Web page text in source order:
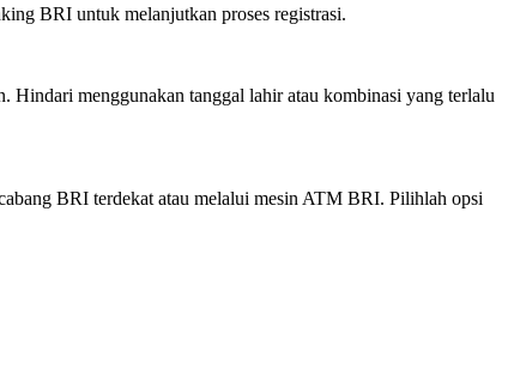
BRI untuk melanjutkan proses registrasi.
menggunakan tanggal lahir atau kombinasi yang terlalu
BRI terdekat atau melalui mesin ATM BRI. Pilihlah opsi